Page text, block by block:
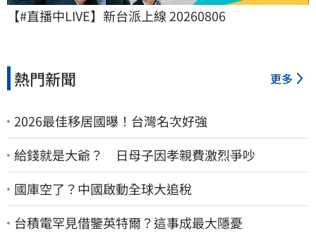
【#直播中LIVE】新台派上線 20260806
熱門新聞 更多
2026最佳移居國曝！台灣名次好強
給錢就是大爺？ 日母子因孝親費激烈爭吵
國庫空了？中國啟動全球大追稅
台積電罕見借鑒英特爾？這事成最大隱憂